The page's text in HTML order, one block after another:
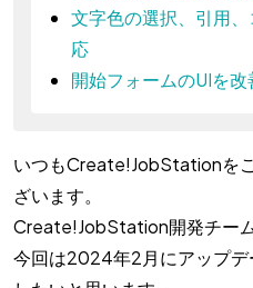
文字色の選択、引用
応
開始フォームのUIを改
いつもCreate!JobStationを
ざいます。
Create!JobStation開発チーム
今回は2024年2月にアップ